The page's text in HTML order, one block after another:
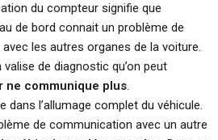
du compteur signifie que
de bord connait un problème de
les autres organes de la voiture.
de diagnostic qu’on peut
ne communique plus.
dans l’allumage complet du véhicule.
de communication avec un autre